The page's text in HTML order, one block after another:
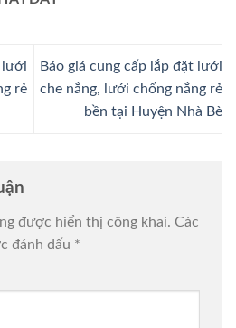
lưới
rẻ
Báo giá cung cấp lắp đặt lưới
che nắng, lưới chống nắng rẻ
bền tại Huyện Nhà Bè
được hiển thị công khai. Các
đánh dấu *